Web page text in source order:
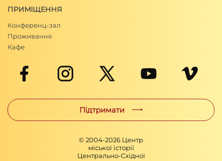
ПРИМІЩЕННЯ
Конференц-зал
Проживання
Кафе
Підтримати
© 2004-2026 Центр
міської історії
Центрально-Східної